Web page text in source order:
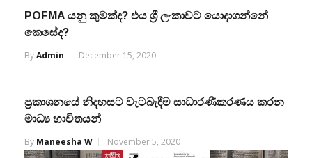
POFMA යනු කුමක්ද? එය ශ්‍රී ලංකාවට යොදාගන්නේ
කෙසේද?
ByAdmin December 15, 2020
ප්‍රකාශනයේ නිදහසට වැටබැඳීම සාධාරණීකරණය කරන
මාධ්‍ය භාවිතයන්
By Maneesha W November 5, 2020